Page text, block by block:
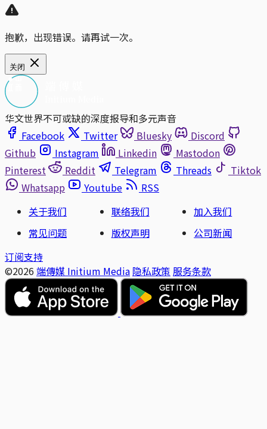
抱歉，出现错误。请再试一次。
关闭
华文世界不可或缺的深度报导和多元声音
Facebook
Twitter Bluesky
Discord
Github
Instagram Linkedin
Mastodon
Pinterest
Reddit Telegram Threads
Tiktok
Whatsapp
Youtube
RSS
关于我们
联络我们
加入我们
常见问题
版权声明
公司新闻
订阅支持
©2026 端傳媒 Initium Media 隐私政策 服务条款